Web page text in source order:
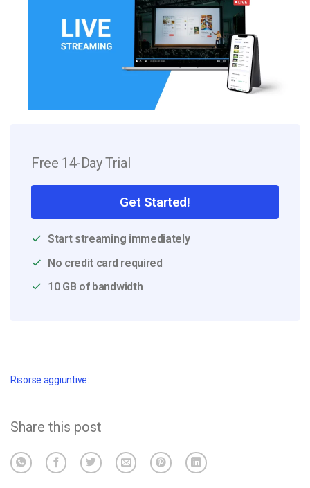
Free 14-Day Trial
Get Started!
Start streaming immediately
No credit card required
10 GB of bandwidth
Risorse aggiuntive:
Share this post